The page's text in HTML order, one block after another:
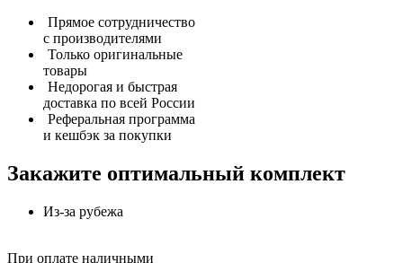
Прямое сотрудничество
с производителями
Только оригинальные
товары
Недорогая и быстрая
доставка по всей России
Реферальная программа
и кешбэк за покупки
Закажите оптимальный комплект
Из-за рубежа
При оплате наличными